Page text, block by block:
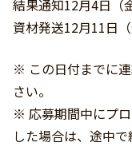
結果通知12月4日（
資材発送12月11日
※ この日付までに
さい。
※ 応募期間中にプ
した場合は、途中で